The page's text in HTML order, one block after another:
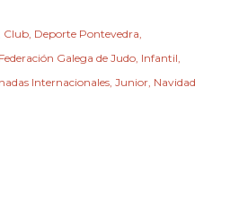
Club Deporte Pontevedra
Federación Galega de Judo Infantil
Internacionales Junior Navidad